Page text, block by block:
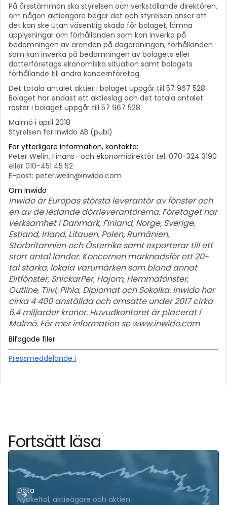
På årsstämman ska styrelsen och verkställande direktören,
om någon aktieägare begär det och styrelsen anser att
det kan ske utan väsentlig skada för bolaget, lämna
upplysningar om förhållanden som kan inverka på
bedömningen av ärenden på dagordningen, förhållanden
som kan inverka på bedömningen av bolagets eller
dotterföretags ekonomiska situation samt bolagets
förhållande till andra koncernföretag.
Det totala antalet aktier i bolaget uppgår till 57 967 528.
Bolaget har endast ett aktieslag och det totala antalet
röster i bolaget uppgår till 57 967 528.
Malmö i april 2018
Styrelsen för Inwido AB (publ)
För ytterligare information, kontakta:
Peter Welin, Finans- och ekonomidirektör tel. 070-324 3190
eller 010-451 45 52
E-post: peter.welin@inwido.com
Om Inwido
Inwido är Europas största leverantör av fönster och
en av de ledande dörrleverantörerna. Företaget har
verksamhet i Danmark, Finland, Norge, Sverige,
Estland, Irland, Litauen, Polen, Rumänien,
Storbritannien och Österrike samt exporterar till ett
stort antal länder. Koncernen marknadsför ett 20-
tal starka, lokala varumärken som bland annat
Elitfönster, SnickarPer, Hajom, Hemmafönster,
Outline, Tiivi, Pihla, Diplomat och Sokolka. Inwido har
cirka 4 400 anställda och omsatte under 2017 cirka
6,4 miljarder kronor. Huvudkontoret är placerat i
Malmö. För mer information se www.inwido.com
Bifogade filer
Pressmeddelande i
Fortsätt läsa
Data
Nyckeltal, aktieägare och aktien